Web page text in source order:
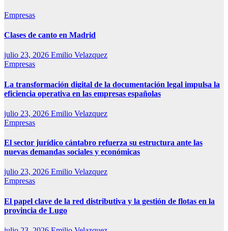
Empresas
Clases de canto en Madrid
julio 23, 2026 Emilio Velazquez
Empresas
La transformación digital de la documentación legal impulsa la
eficiencia operativa en las empresas españolas
julio 23, 2026 Emilio Velazquez
Empresas
El sector jurídico cántabro refuerza su estructura ante las
nuevas demandas sociales y económicas
julio 23, 2026 Emilio Velazquez
Empresas
El papel clave de la red distributiva y la gestión de flotas en la
provincia de Lugo